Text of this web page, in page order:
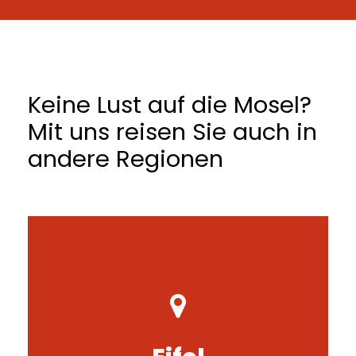
Keine Lust auf die Mosel?
Mit uns reisen Sie auch in
andere Regionen
unseren individuellen Reiseangeboten.